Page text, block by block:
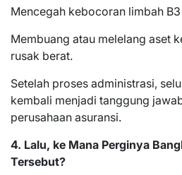
Mencegah kebocoran limbah
Membuang atau melelang aset
rusak berat.
Setelah proses administrasi,
kembali menjadi tanggung
perusahaan asuransi.
4. Lalu, ke Mana Perginya
Tersebut?